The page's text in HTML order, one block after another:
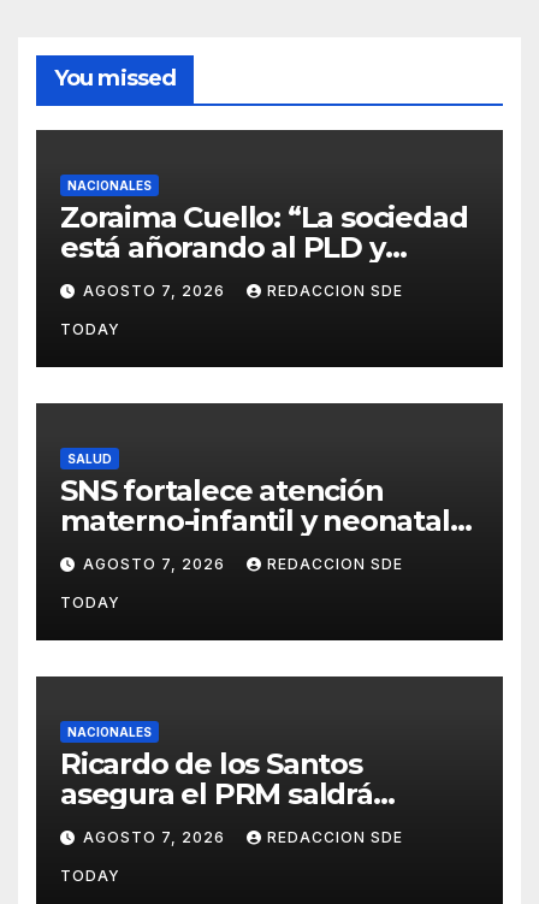
You missed
NACIONALES
Zoraima Cuello: “La sociedad
está añorando al PLD y
nuestro deber es comunicar
con la verdad y las
evidencias”
AGOSTO 7, 2026 REDACCION SDE
TODAY
SALUD
SNS fortalece atención
materno-infantil y neonatal
con nuevas estrategias y
avances en la Red Pública de
Salud
AGOSTO 7, 2026 REDACCION SDE
TODAY
NACIONALES
Ricardo de los Santos
asegura el PRM saldrá
fortalecido del proceso
interno para escoger nuevas
autoridades
AGOSTO 7, 2026 REDACCION SDE
TODAY